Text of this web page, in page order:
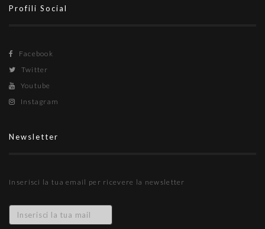
Profili Social
Facebook
Twitter
Youtube
Instagram
Newsletter
Inserisci la tua email per ricevere la newsletter